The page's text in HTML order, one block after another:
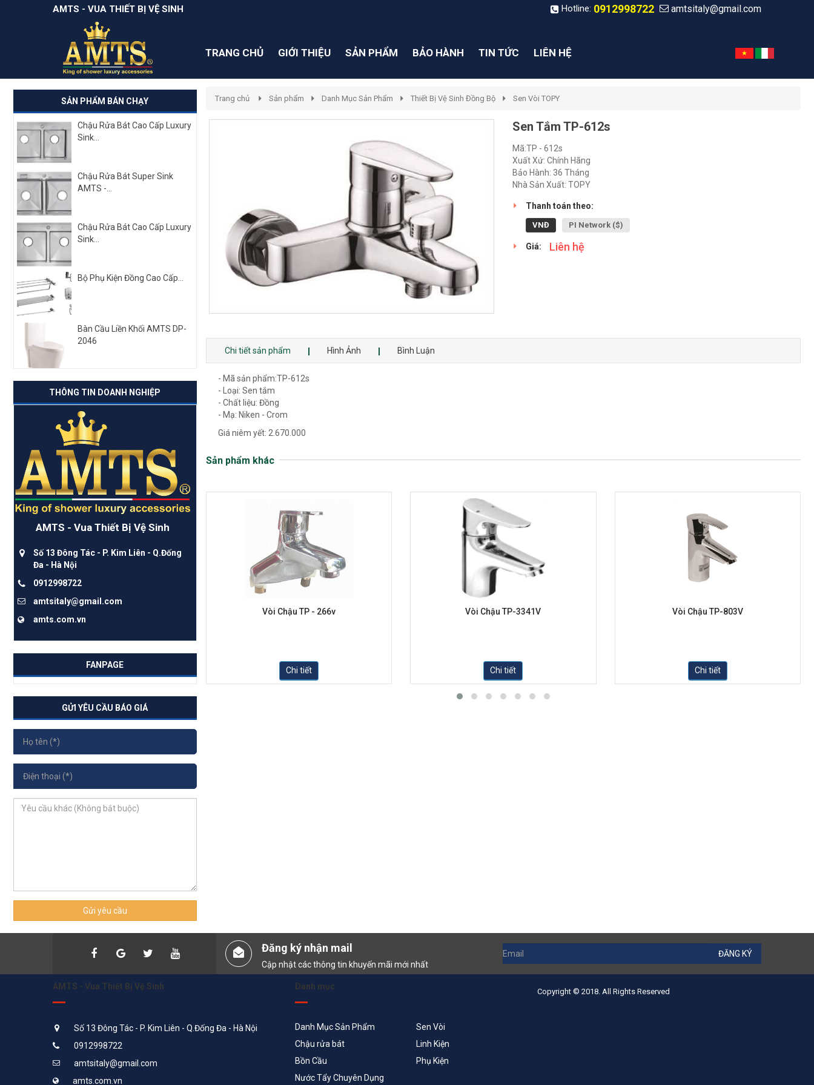
AMTS - VUA THIẾT BỊ VỆ SINH Hotline: 0912998722 amtsitaly@gmail.com
TRANG CHỦ GIỚI THIỆU SẢN PHẨM BẢO HÀNH TIN TỨC LIÊN HỆ
SẢN PHẨM BÁN CHẠY
Chậu Rửa Bát Cao Cấp Luxury
Sink...
Chậu Rửa Bát Super Sink
AMTS -...
Chậu Rửa Bát Cao Cấp Luxury
Sink...
Bộ Phụ Kiện Đồng Cao Cấp...
Bàn Cầu Liền Khối AMTS DP-
2046
THÔNG TIN DOANH NGHIỆP
AMTS - Vua Thiết Bị Vệ Sinh
Số 13 Đông Tác - P. Kim Liên - Q.Đống
Đa - Hà Nội
0912998722
amtsitaly@gmail.com
amts.com.vn
FANPAGE
GỬI YÊU CẦU BÁO GIÁ
Gửi yêu cầu
Trang chủ Sản phẩm Danh Mục Sản Phẩm Thiết Bị Vệ Sinh Đồng Bộ Sen Vòi TOPY
Sen Tắm TP-612s
Mã:TP - 612s
Xuất Xứ: Chính Hãng
Bảo Hành: 36 Tháng
Nhà Sản Xuất: TOPY
Thanh toán theo:
VNĐ PI Network ($)
Giá: Liên hệ
Chi tiết sản phẩm Hình Ảnh Bình Luận
- Mã sản phẩm:TP-612s
- Loại: Sen tắm
- Chất liệu: Đồng
- Mạ: Niken - Crom
Giá niêm yết: 2.670.000
Sản phẩm khác
Vòi Chậu TP - 266v
Chi tiết
Vòi Chậu TP-3341V
Chi tiết
Vòi Chậu TP-803V
Chi tiết
Đăng ký nhận mail
Cập nhật các thông tin khuyến mãi mới nhất
ĐĂNG KÝ
AMTS - Vua Thiết Bị Vệ Sinh
Số 13 Đông Tác - P. Kim Liên - Q.Đống Đa - Hà Nội
0912998722
amtsitaly@gmail.com
amts.com.vn
Danh mục
Danh Mục Sản Phẩm
Sen Vòi
Chậu rửa bát
Linh Kiện
Bồn Cầu
Phụ Kiện
Nước Tẩy Chuyên Dụng
Copyright © 2018. All Rights Reserved